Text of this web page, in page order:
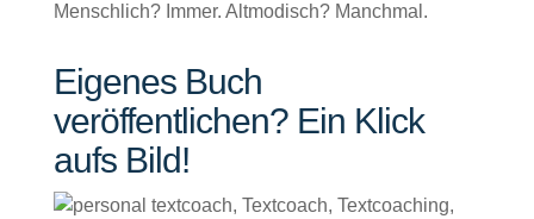
Menschlich? Immer. Altmodisch? Manchmal.
Eigenes Buch
veröffentlichen? Ein Klick
aufs Bild!